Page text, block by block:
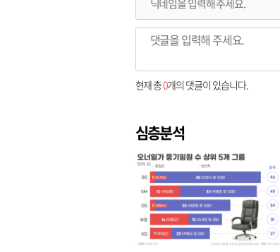
현재 총0개의 댓글이 있습니다.
심층분석